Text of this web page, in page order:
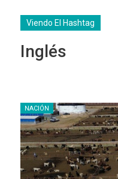
Viendo El Hashtag
Inglés
NACIÓN